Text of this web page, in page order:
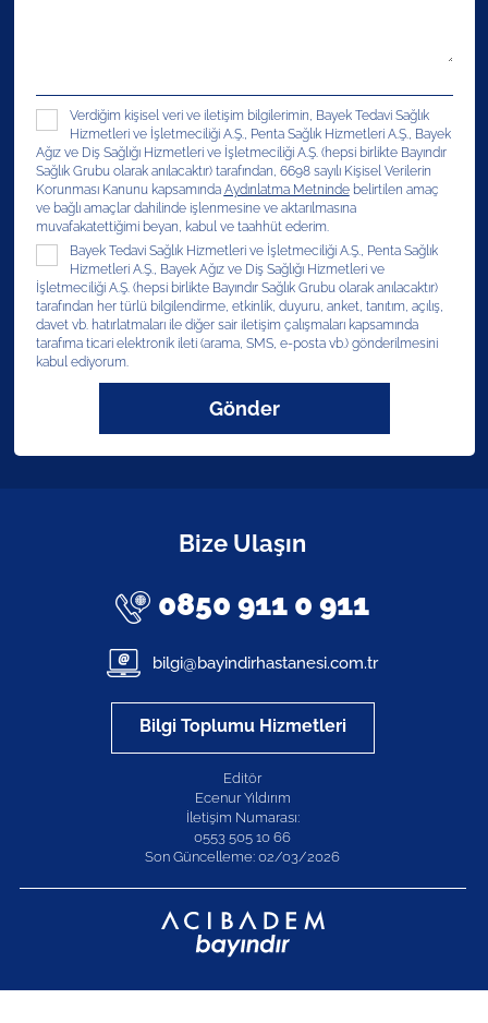
Verdiğim kişisel veri ve iletişim bilgilerimin, Bayek Tedavi Sağlık
Hizmetleri ve İşletmeciliği A.Ş., Penta Sağlık Hizmetleri A.Ş., Bayek
Ağız ve Diş Sağlığı Hizmetleri ve İşletmeciliği A.Ş. (hepsi birlikte Bayındır
Sağlık Grubu olarak anılacaktır) tarafından, 6698 sayılı Kişisel Verilerin
Korunması Kanunu kapsamında Aydınlatma Metnindebelirtilen amaç
ve bağlı amaçlar dahilinde işlenmesine ve aktarılmasına
muvafakatettiğimi beyan, kabul ve taahhüt ederim.
Bayek Tedavi Sağlık Hizmetleri ve İşletmeciliği A.Ş., Penta Sağlık
Hizmetleri A.Ş., Bayek Ağız ve Diş Sağlığı Hizmetleri ve
İşletmeciliği A.Ş. (hepsi birlikte Bayındır Sağlık Grubu olarak anılacaktır)
tarafından her türlü bilgilendirme, etkinlik, duyuru, anket, tanıtım, açılış,
davet vb. hatırlatmaları ile diğer sair iletişim çalışmaları kapsamında
tarafıma ticari elektronik ileti (arama, SMS, e-posta vb.) gönderilmesini
kabul ediyorum.
Gönder
Bize Ulaşın
0850 911 0 911
bilgi@bayindirhastanesi.com.tr
Bilgi Toplumu Hizmetleri
Editör
Ecenur Yıldırım
İletişim Numarası:
0553 505 10 66
Son Güncelleme: 02/03/2026